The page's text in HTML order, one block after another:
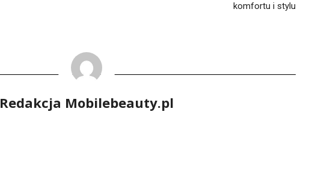
komfortu i stylu
Redakcja Mobilebeauty.pl